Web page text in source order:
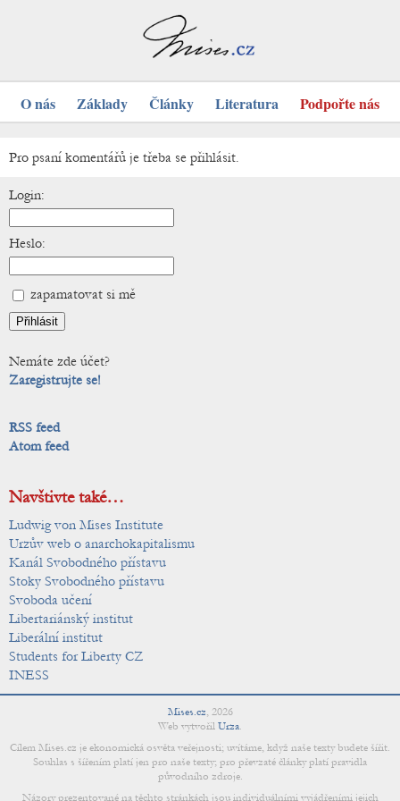
O nás Základy Články Literatura Podpořte nás
Pro psaní komentářů je třeba se přihlásit.
Login:
Heslo:
zapamatovat si mě
Nemáte zde účet?
Zaregistrujte se!
RSS feed
Atom feed
Navštivte také…
Ludwig von Mises Institute
Urzův web o anarchokapitalismu
Kanál Svobodného přístavu
Stoky Svobodného přístavu
Svoboda učení
Libertariánský institut
Liberální institut
Students for Liberty CZ
INESS
Mises.cz, 2026
Web vytvořil Urza.
Cílem Mises.cz je ekonomická osvěta veřejnosti; uvítáme, když naše texty budete šířit.
Souhlas s šířením platí jen pro naše texty; pro převzaté články platí pravidla
původního zdroje.
Názory prezentované na těchto stránkách jsou individuálními vyjádřeními jejich